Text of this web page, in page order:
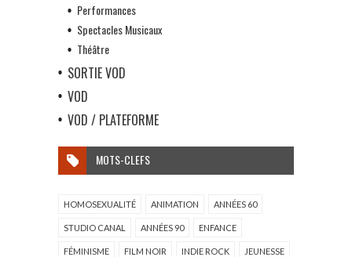
Performances
Spectacles Musicaux
Théâtre
SORTIE VOD
VOD
VOD / PLATEFORME
MOTS-CLEFS
HOMOSEXUALITÉ ANIMATION ANNÉES 60
STUDIO CANAL ANNÉES 90 ENFANCE
FÉMINISME FILM NOIR INDIE ROCK JEUNESSE